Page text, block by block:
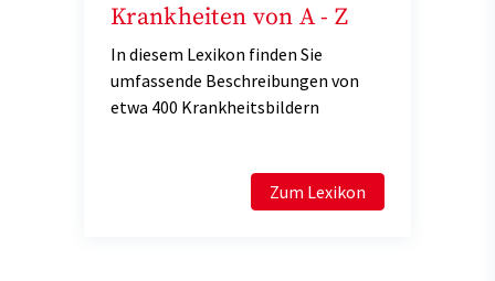
Krankheiten von A - Z
In diesem Lexikon finden Sie
umfassende Beschreibungen von
etwa 400 Krankheitsbildern
Zum Lexikon